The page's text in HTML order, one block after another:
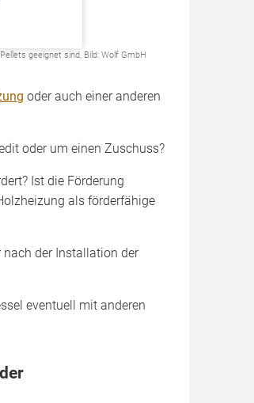
geeignet sind, Bild: Wolf GmbH
oder auch einer anderen
oder um einen Zuschuss?
Ist die Förderung
als förderfähige
nach der Installation der
eventuell mit anderen